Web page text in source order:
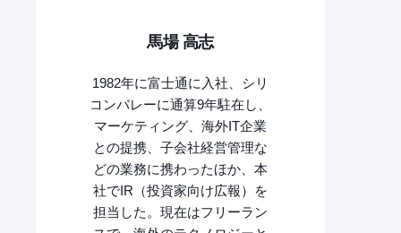
馬場 高志
1982年に富士通に入社、シリ
コンバレーに通算9年駐在し、
マーケティング、海外IT企業
との提携、子会社経営管理な
どの業務に携わったほか、本
社でIR（投資家向け広報）を
担当した。現在はフリーラン